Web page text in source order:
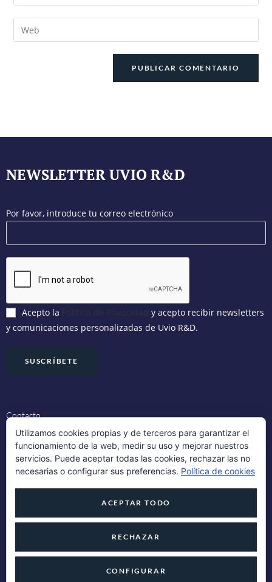
NEWSLETTER UVIO R&D
Por favor, introduce tu correo electrónico
Acepto la
y acepto recibir newsletters
y comunicaciones personalizadas de Uvio R&D.
Contacto
Aviso Legal
Utilizamos cookies propias y de terceros para garantizar el
funcionamiento de la web, medir su uso y mejorar nuestros
servicios. Puede aceptar todas las cookies, rechazar las no
necesarias o configurar sus preferencias. Política de cookies
ACEPTAR TODO
RECHAZAR
CONFIGURAR